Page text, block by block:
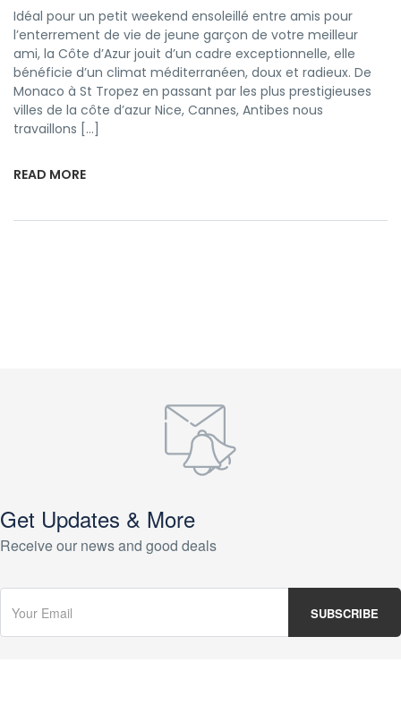
Idéal pour un petit weekend ensoleillé entre amis pour
l’enterrement de vie de jeune garçon de votre meilleur
ami, la Côte d’Azur jouit d’un cadre exceptionnelle, elle
bénéficie d’un climat méditerranéen, doux et radieux. De
Monaco à St Tropez en passant par les plus prestigieuses
villes de la côte d’azur Nice, Cannes, Antibes nous
travaillons […]
READ MORE
Get Updates & More
Receive our news and good deals